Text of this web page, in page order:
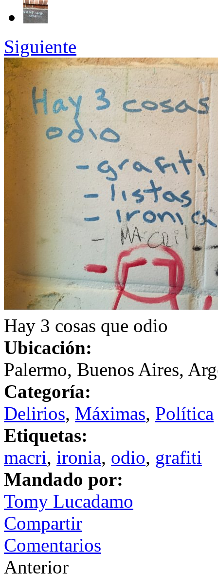
Siguiente
Hay 3 cosas que odio
Ubicación:
Palermo, Buenos Aires,
Categoría:
Delirios, Máximas, Política
Etiquetas:
macri, ironia, odio, grafiti
Mandado por:
Tomy Lucadamo
Compartir
Comentarios
Anterior